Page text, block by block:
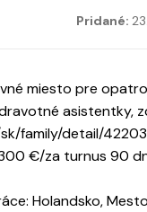
Pridané:
miesto pre
asistentky,
family/detail/42203
€/za turnus 90
Holandsko,